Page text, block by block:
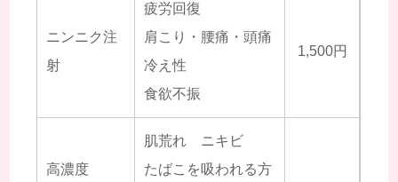
ニンニク注
射
疲労回復
肩こり・腰痛・頭痛
冷え性
食欲不振
1,500円
高濃度
肌荒れ ニキビ
たばこを吸われる方